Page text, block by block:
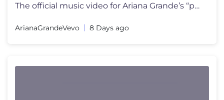
The official music video for Ariana Grande’s “petal” out july 31
ArianaGrandeVevo 8 Days ago